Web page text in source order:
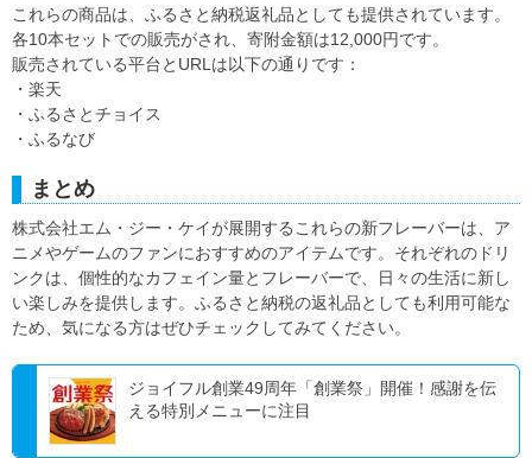
これらの商品は、ふるさと納税返礼品としても提供されています。
各10本セットでの販売がされ、寄附金額は12,000円です。
販売されている平台とURLは以下の通りです：
・楽天
・ふるさとチョイス
・ふるなび
まとめ
株式会社エム・ジー・ケイが展開するこれらの新フレーバーは、ア
ニメやゲームのファンにおすすめのアイテムです。それぞれのドリ
ンクは、個性的なカフェイン量とフレーバーで、日々の生活に新し
い楽しみを提供します。ふるさと納税の返礼品としても利用可能な
ため、気になる方はぜひチェックしてみてください。
ジョイフル創業49周年「創業祭」開催！感謝を伝
える特別メニューに注目